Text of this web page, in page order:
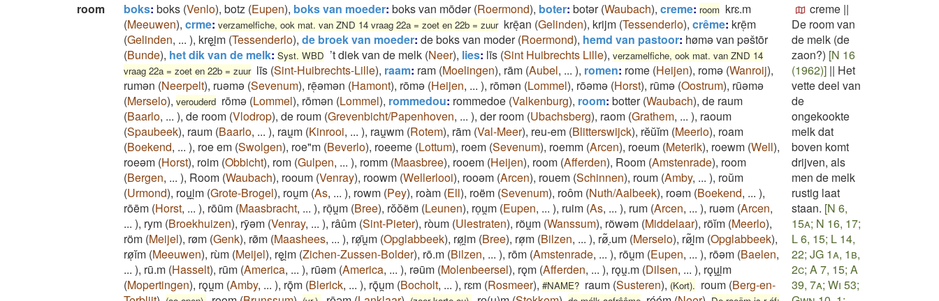
room
boks: boks (Venlo), botz (Eupen), boks van moeder: boks van mōdǝr(Roermond), boter: botǝr(Waubach), creme: room krɛ.m
(Meeuwen), crme: verzamelfiche, ook mat. van ZND 14 vraag 22a = zoet en 22b = zuur krēͅan (Gelinden), krijm (Tessenderlo), crême: krē̜m
(Gelinden, ... ), kręi̯m (Tessenderlo), de broek van moeder: de boks van moder(Roermond), hemd van pastoor: hømǝ van pǝštōr
(Bunde), het dik van de melk: Syst. WBD ’t diek van de melk (Neer), lies: līs (Sint Huibrechts Lille), verzamelfiche, ook mat. van ZND 14
vraag 22a = zoet en 22b = zuur līs (Sint-Huibrechts-Lille), raam: ram (Moelingen), rām (Aubel, ... ), romen: rome (Heijen), romǝ (Wanroij),
rumǝn (Neerpelt), ruǝmǝ (Sevenum), rē̜ǝmǝn (Hamont), rōmǝ (Heijen, ... ), rōmǝn (Lommel), rōǝmǝ (Horst), rūmǝ (Oostrum), rūǝmǝ
(Merselo), verouderd rōmə (Lommel), rōmən (Lommel), rommedou: rommedoe (Valkenburg), room: botter(Waubach), de raum
(Baarlo, ... ), de room (Vlodrop), de roum (Grevenbicht/Papenhoven, ... ), der room (Ubachsberg), raom (Grathem, ... ), raoum
(Spaubeek), raum (Baarlo, ... ), rau̯m (Kinrooi, ... ), rau̯wm (Rotem), rām (Val-Meer), reu-em (Blitterswijck), rĕŭĭm (Meerlo), roam
(Boekend, ... ), roe em (Swolgen), roe"m (Beverlo), roeeme (Lottum), roem (Sevenum), roemm (Arcen), roeum (Meterik), roewm (Well),
roeəm (Horst), roim (Obbicht), rom (Gulpen, ... ), romm (Maasbree), rooem (Heijen), room (Afferden), Room (Amstenrade), room
(Bergen, ... ), Room (Waubach), rooum (Venray), roowm (Wellerlooi), rooəm (Arcen), rouem (Schinnen), roum (Amby, ... ), roŭm
(Urmond), rou̯i̯m (Grote-Brogel), rou̯m (As, ... ), rowm (Pey), roàm (Ell), roëm (Sevenum), roôm (Nuth/Aalbeek), roǝm (Boekend, ... ),
rōēm (Horst, ... ), rōūm (Maasbracht, ... ), rōͅu̯m (Bree), rŏŏëm (Leunen), roͅu̯m (Eupen, ... ), ruim (As, ... ), rum (Arcen, ... ), ruǝm (Arcen,
... ), rym (Broekhuizen), rȳǝm (Venray, ... ), râûm (Sint-Pieter), ròum (Ulestraten), rõu̯m (Wanssum), rõwǝm (Middelaar), röĭm (Meerlo),
röm (Meijel), røm (Genk), rø̄m (Maashees, ... ), rø̜̄u̯m (Opglabbeek), rø̜i̯m (Bree), rø̜m (Bilzen, ... ), rø͂ͅ.um (Merselo), rø͂ͅi̯m (Opglabbeek),
røͅĭm (Meeuwen), rùm (Meijel), ręi̯m (Zichen-Zussen-Bolder), rō.m (Bilzen, ... ), rōm (Amstenrade, ... ), rōu̯m (Eupen, ... ), rōǝm (Baelen,
... ), rū.m (Hasselt), rūm (America, ... ), rūǝm (America, ... ), rǝūm (Molenbeersel), rǫm (Afferden, ... ), rǫu̯.m (Dilsen, ... ), rǫu̯i̯m
(Mopertingen), rǫu̯m (Amby, ... ), rǭm (Blerick, ... ), rǭu̯m (Bocholt, ... ), rɛm (Rosmeer), #NAME? raum (Susteren), (Kort). roum (Berg-en-
creme ||
De room van
de melk (de
zaon?) [N 16
(1962)] || Het
vette deel van
de
ongekookte
melk dat
boven komt
drijven, als
men de melk
rustig laat
staan. [N 6,
15a; N 16, 17;
L 6, 15; L 14,
22; JG 1a, 1b,
2c; A 7, 15; A
39, 7a; Wi 53;